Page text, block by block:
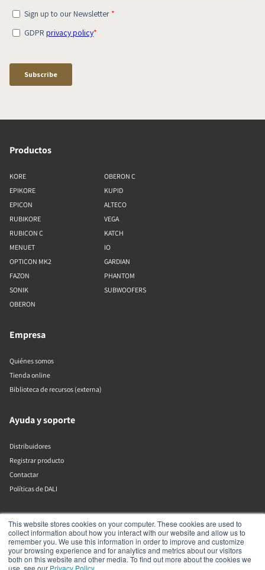
This website stores cookies on your computer. These cookies are used to
collect information about how you interact with our website and allow us to
remember you. We use this information in order to improve and customize
your browsing experience and for analytics and metrics about our visitors
both on this website and other media. To find out more about the cookies we
use, see our Privacy Policy.
Productos
KORE
EPIKORE
EPICON
RUBIKORE
RUBICON C
MENUET
OPTICON MK2
FAZON
SONIK
OBERON
OBERON C
KUPID
ALTECO
VEGA
KATCH
IO
GARDIAN
PHANTOM
SUBWOOFERS
Empresa
Quiénes somos
Tienda online
Biblioteca de recursos (externa)
Ayuda y soporte
Distribuidores
Registrar producto
Contactar
Políticas de DALI
DALI A/S
Dali Allé 1
Nørager
Nordjylland